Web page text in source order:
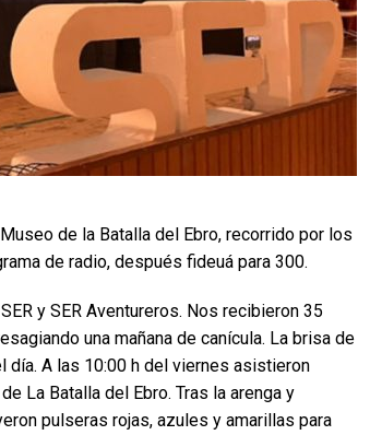
de la Batalla del Ebro, recorrido por los
de radio, después fideuá para 300.
y SER Aventureros. Nos recibieron 35
una mañana de canícula. La brisa de
día. A las 10:00 h del viernes asistieron
La Batalla del Ebro. Tras la arenga y
pulseras rojas, azules y amarillas para